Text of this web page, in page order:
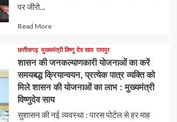
पर जीरो...
Read MoreRead
about
छत्तीसगढ़ मुख्यमंत्री विष्णु देव साय रायपुर
शासन की जनकल्याणकारी योजनाओं का करें
समयबद्ध क्रियान्वयन, प्रत्येक पात्र व्यक्ति को
मिले शासन की योजनाओं का लाभ : मुख्यमंत्री
विष्णुदेव साय
सुशासन की नई व्यवस्था : पारस पोर्टल से हर माह